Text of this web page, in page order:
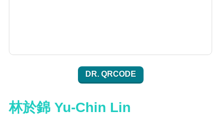
DR. QRCODE
林於錦 Yu-Chin Lin